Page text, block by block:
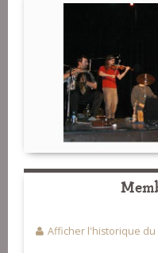
Afficher l'historique du